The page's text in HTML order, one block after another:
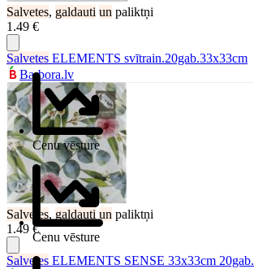
Salvetes, galdauti un paliktņi
1.49 €
Cenu vēsture
Salvetes ELEMENTS svītrain.20gab.33x33cm
Barbora.lv
Salvetes, galdauti un paliktņi
1.49 €
Cenu vēsture
Salvetes ELEMENTS SENSE 33x33cm 20gab.